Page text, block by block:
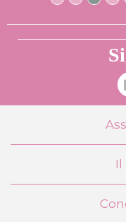
Carrozzina
Il